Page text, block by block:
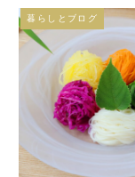
暮らしとブログ